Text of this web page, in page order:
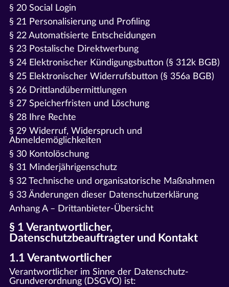
§ 20 Social Login
§ 21 Personalisierung und Profiling
§ 22 Automatisierte Entscheidungen
§ 23 Postalische Direktwerbung
§ 24 Elektronischer Kündigungsbutton (§ 312k BGB)
§ 25 Elektronischer Widerrufsbutton (§ 356a BGB)
§ 26 Drittlandübermittlungen
§ 27 Speicherfristen und Löschung
§ 28 Ihre Rechte
§ 29 Widerruf, Widerspruch und
Abmeldemöglichkeiten
§ 30 Kontolöschung
§ 31 Minderjährigenschutz
§ 32 Technische und organisatorische Maßnahmen
§ 33 Änderungen dieser Datenschutzerklärung
Anhang A – Drittanbieter-Übersicht
§ 1 Verantwortlicher,
Datenschutzbeauftragter und Kontakt
1.1 Verantwortlicher
Verantwortlicher im Sinne der Datenschutz-
Grundverordnung (DSGVO) ist: